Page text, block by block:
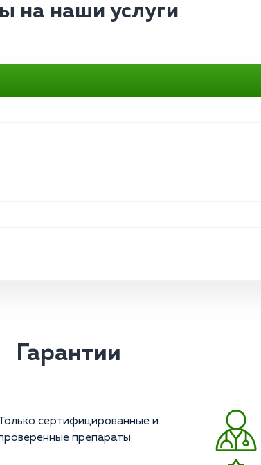
на наши услуги
Гарантии
сертифицированные и
препараты